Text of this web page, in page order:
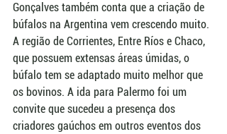
Gonçalves também conta que a criação de
búfalos na Argentina vem crescendo muito.
A região de Corrientes, Entre Ríos e Chaco,
que possuem extensas áreas úmidas, o
búfalo tem se adaptado muito melhor que
os bovinos. A ida para Palermo foi um
convite que sucedeu a presença dos
criadores gaúchos em outros eventos dos